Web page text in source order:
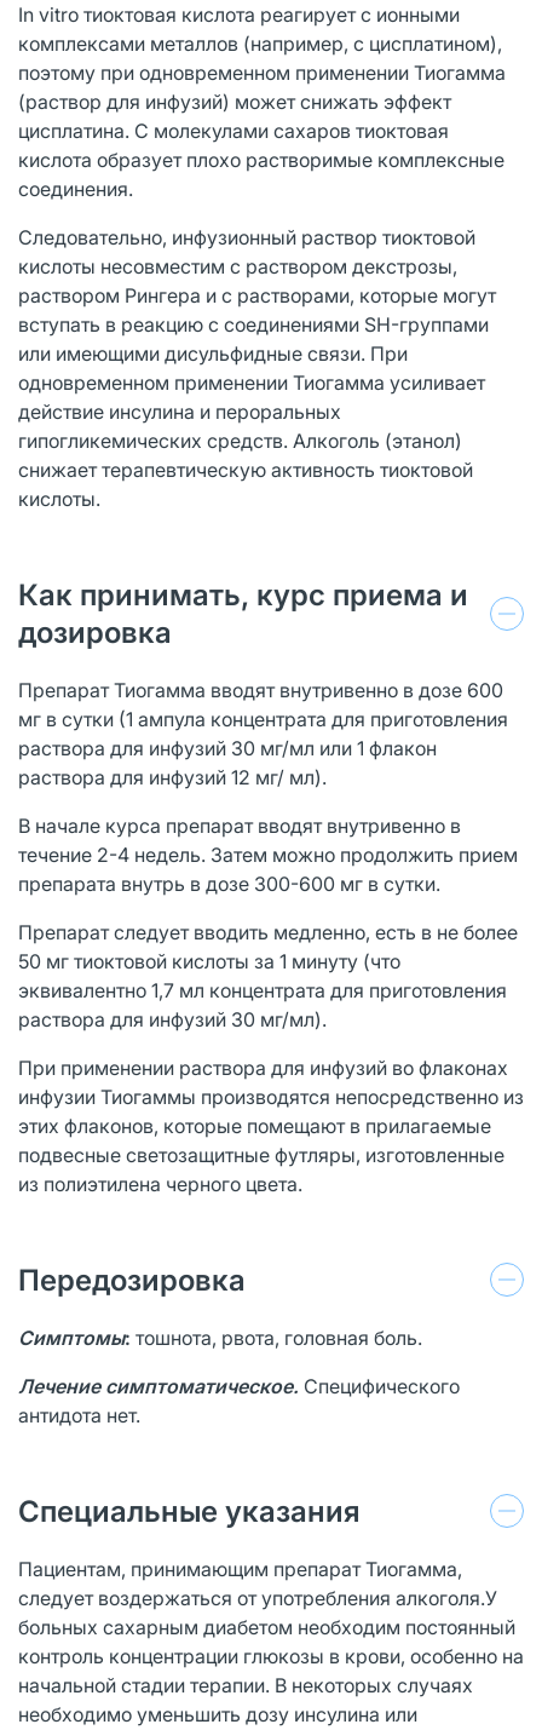
In vitro тиоктовая кислота реагирует с ионными
комплексами металлов (например, с цисплатином),
поэтому при одновременном применении Тиогамма
(раствор для инфузий) может снижать эффект
цисплатина. С молекулами сахаров тиоктовая
кислота образует плохо растворимые комплексные
соединения.
Следовательно, инфузионный раствор тиоктовой
кислоты несовместим с раствором декстрозы,
раствором Рингера и с растворами, которые могут
вступать в реакцию с соединениями SH-группами
или имеющими дисульфидные связи. При
одновременном применении Тиогамма усиливает
действие инсулина и пероральных
гипогликемических средств. Алкоголь (этанол)
снижает терапевтическую активность тиоктовой
кислоты.
Как принимать, курс приема и
дозировка
Препарат Тиогамма вводят внутривенно в дозе 600
мг в сутки (1 ампула концентрата для приготовления
раствора для инфузий 30 мг/мл или 1 флакон
раствора для инфузий 12 мг/ мл).
В начале курса препарат вводят внутривенно в
течение 2-4 недель. Затем можно продолжить прием
препарата внутрь в дозе 300-600 мг в сутки.
Препарат следует вводить медленно, есть в не более
50 мг тиоктовой кислоты за 1 минуту (что
эквивалентно 1,7 мл концентрата для приготовления
раствора для инфузий 30 мг/мл).
При применении раствора для инфузий во флаконах
инфузии Тиогаммы производятся непосредственно из
этих флаконов, которые помещают в прилагаемые
подвесные светозащитные футляры, изготовленные
из полиэтилена черного цвета.
Передозировка
Симптомы: тошнота, рвота, головная боль.
Лечение симптоматическое. Специфическо­го
антидота нет.
Специальные указания
Пациентам, принимающим препарат Тиогамма,
следует воздержаться от употребления алкоголя.У
больных сахарным диабетом необходим постоянный
контроль концентрации глюкозы в крови, особенно на
начальной стадии терапии. В некоторых случаях
необходимо уменьшить дозу инсулина или